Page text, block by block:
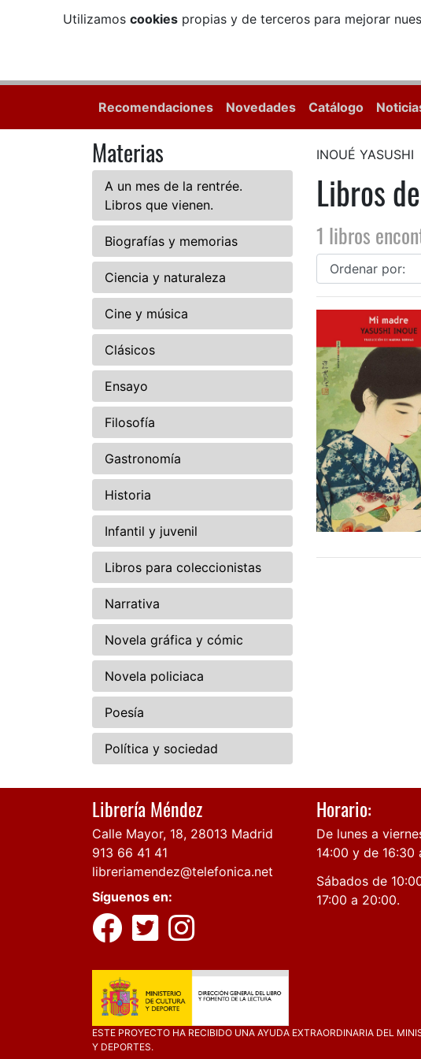
Utilizamos cookiespropias y de terceros para mejorar
Recomendaciones Novedades Catálogo
Materias
A un mes de la rentrée.
Libros que vienen.
Biografías y memorias
Ciencia y naturaleza
Cine y música
Clásicos
Ensayo
Filosofía
Gastronomía
Historia
Infantil y juvenil
Libros para coleccionistas
Narrativa
Novela gráfica y cómic
Novela policiaca
Poesía
Política y sociedad
INOUÉ YASUSHI
Libros
1 libros
Librería Méndez
Calle Mayor, 18, 28013 Madrid
913 66 41 41
libreriamendez@telefonica.net
Síguenos en:
Horario:
De lunes a
14:00 y de 16:30
Sábados de
17:00 a 20:00.
ESTE PROYECTO HA RECIBIDO UNA AYUDA EXTRAORDINARIA DEL
Y DEPORTES.